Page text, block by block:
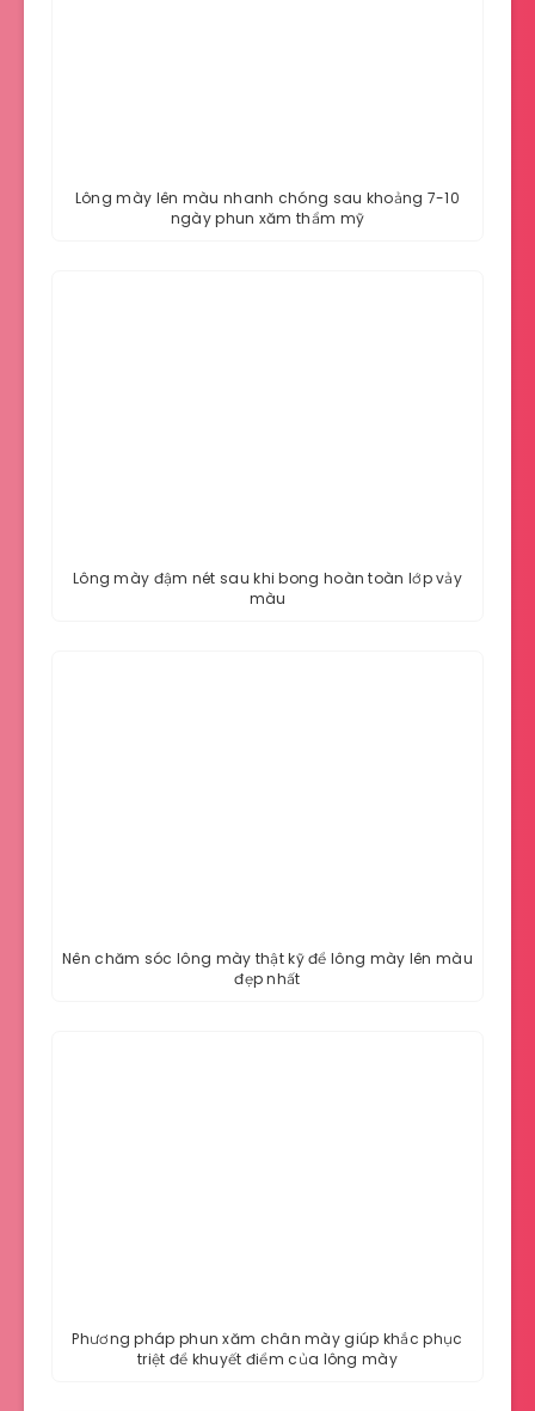
Lông mày lên màu nhanh chóng sau khoảng 7-10
ngày phun xăm thẩm mỹ
Lông mày đậm nét sau khi bong hoàn toàn lớp vảy
màu
Nên chăm sóc lông mày thật kỹ để lông mày lên màu
đẹp nhất
Phương pháp phun xăm chân mày giúp khắc phục
triệt để khuyết điểm của lông mày